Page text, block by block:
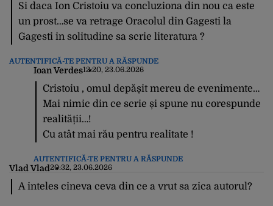
Si daca Ion Cristoiu va concluziona din nou ca este
un prost…se va retrage Oracolul din Gagesti la
Gagesti in solitudine sa scrie literatura ?
AUTENTIFICĂ-TE PENTRU A RĂSPUNDE
Ioan Verdes12:20, 23.06.2026
Cristoiu , omul depășit mereu de evenimente…
Mai nimic din ce scrie și spune nu corespunde
realității…!
Cu atât mai rău pentru realitate !
AUTENTIFICĂ-TE PENTRU A RĂSPUNDE
Vlad Vlad 20:32, 23.06.2026
A inteles cineva ceva din ce a vrut sa zica autorul?